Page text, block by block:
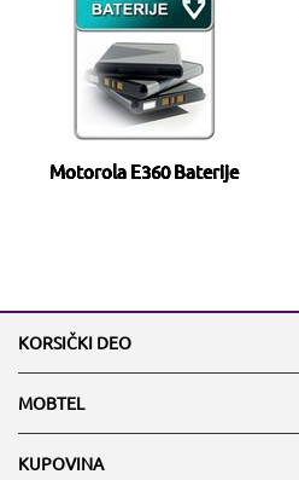
Motorola E360 Baterije
KORSIČKI DEO
MOBTEL
KUPOVINA